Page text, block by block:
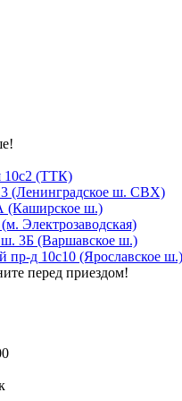
10с2 (ТТК)
(Ленинградское ш. СВХ)
ш.)
Электрозаводская)
3Б (Варшавское ш.)
д 10с10 (Ярославское ш.)
перед приездом!